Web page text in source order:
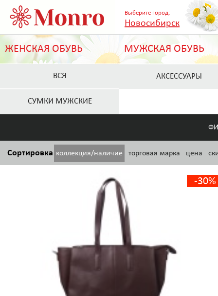
Выберите город:
Новосибирск
ЖЕНСКАЯ ОБУВЬ МУЖСКАЯ ОБУВЬ
ВСЯ АКСЕССУАРЫ
СУМКИ МУЖСКИЕ
Сортировка коллекция/наличие торговая марка цена
-30%